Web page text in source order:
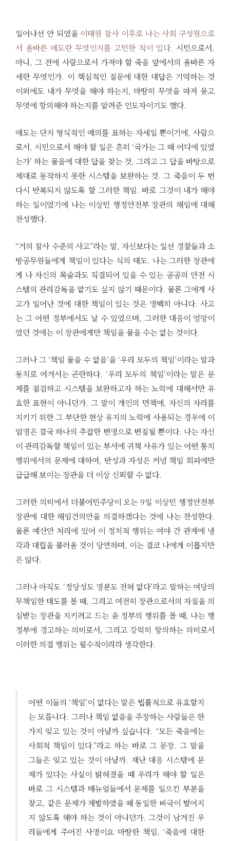
일어나선 안 되었을 이태원 참사 이후로 나는 사회 구성원으로
서 올바른 애도란 무엇인지를 고민한 적이 있다. 시민으로서,
아니, 그 전에 사람으로서 가져야 할 죽음 앞에서의 올바른 자
세란 무엇인가. 이 핵심적인 질문에 대한 대답은 기억하는 것
이외에도 내가 무엇을 해야 하는지, 마땅히 무엇을 따져 묻고
무엇에 항의해야 하는지를 알려준 인도자이기도 했다.
애도는 단지 형식적인 예의를 표하는 자세일 뿐이기에, 사람으
로서, 시민으로서 해야 할 일은 흔히 ‘국가는 그 때 어디에 있었
는가’ 하는 물음에 대한 답을 찾는 것, 그리고 그 답을 바탕으로
제대로 동작하지 못한 시스템을 보완하는 것. 그 죽음이 두 번
다시 반복되지 않도록 할 그러한 책임. 바로 그것이 내가 해야
하는 일이었기에 나는 이상민 행정안전부 장관의 해임에 대해
찬성했다.
“거의 참사 수준의 사고”라는 말, 자신보다는 일선 경찰들과 소
방공무원들에게 책임이 있다는 식의 태도. 나는 그러한 장관에
게 나 자신의 목숨과도 직결되어 있을 수 있는 공공의 안전 시
스템의 관리감독을 맡기도 싶지 않기 때문이다. 물론 그에게 사
고가 일어난 것에 대한 책임이 있는 것은 명백히 아니다. 사고
는 그 어떤 정부에서도 날 수 있었으며, 그러한 대응이 엉망이
었던 것에는 이 장관에게만 책임을 물을 수는 없는 것이다.
그러나 그 ‘책임 물을 수 없음’을 ‘우리 모두의 책임’이라는 말과
동치로 여겨서는 곤란하다. ‘우리 모두의 책임’이라는 말은 문
제를 점검하고 시스템을 보완하고자 하는 노력에 대해서만 유
효한 표현이 아니던가. 그 말이 개인의 면책에, 자신의 자리를
지키기 위한 그 부단한 현상 유지의 노력에 사용되는 경우에 이
엄명은 결국 하나의 추잡한 변명으로 변질될 뿐이다. 나는 자신
이 관리감독할 책임이 있는 부서에 귀책 사유가 있는 어떤 통치
행위에서의 문제에 대하여, 반성과 자성은 커녕 책임 회피에만
급급해 보이는 장관을 더 이상 신뢰할 수 없다.
그러한 의미에서 더불어민주당이 오는 9일 이상민 행정안전부
장관에 대한 해임건의안을 의결하겠다는 것에 나는 찬성한다.
물론 예산안 처리에 있어 이 정치적 행위는 여야 간 관계에 냉
각과 대립을 불러올 것이 당연하며, 이는 결코 나에게 이롭지만
은 않다.
그러나 아직도 ‘정당성도 명분도 전혀 없다’라고 말하는 여당의
무책임한 태도를 볼 때, 그리고 여전히 장관으로서의 자질을 의
심받는 장관을 지키려고 드는 윤 정부의 행위를 볼 때, 나는 행
정부에 경고하는 의미로서, 그리고 강력히 항의하는 의미로서
이러한 의결 행위는 필수적이리라 생각한다.
어떤 이들의 ‘책임’이 없다는 말은 법률적으로 유효할지
는 모릅니다. 그러나 책임 없음을 주장하는 사람들은 한
가지 잊고 있는 것이 아닐까 싶습니다. “모든 죽음에는
사회적 책임이 있다.”라고 하는 바로 그 문장. 그 말을
그들은 잊고 있는 것이 아닐까. 재난 대응 시스템에 문
제가 있다는 사실이 밝혀졌을 때 우리가 해야 할 일은
바로 그 시스템과 매뉴얼들에서 문제를 일으킨 부분을
찾고, 같은 문제가 재발하였을 때 동일한 비극이 벌어지
지 않도록 해야 하는 것이 아니던가. 그것이 남겨진 우
리들에게 주어진 사명이요 마땅한 책임, ‘죽음에 대한